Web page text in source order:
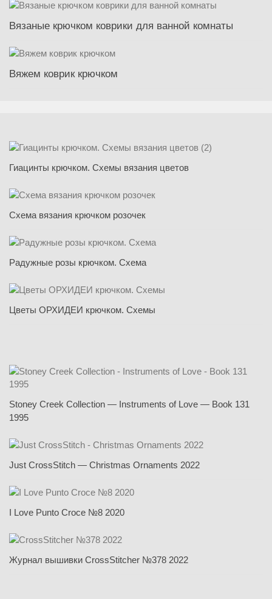
Вязаные крючком коврики для ванной комнаты
Вяжем коврик крючком
Гиацинты крючком. Схемы вязания цветов
Схема вязания крючком розочек
Радужные розы крючком. Схема
Цветы ОРХИДЕИ крючком. Схемы
Stoney Creek Collection — Instruments of Love — Book 131
1995
Just CrossStitch — Christmas Ornaments 2022
I Love Punto Croce №8 2020
Журнал вышивки CrossStitcher №378 2022